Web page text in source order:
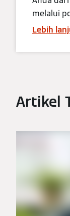
melalui
Lebih
Artikel